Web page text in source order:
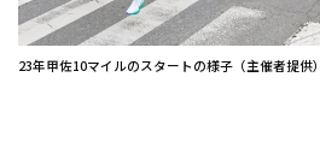
23年甲佐10マイルのスタートの様子（主催者提供）